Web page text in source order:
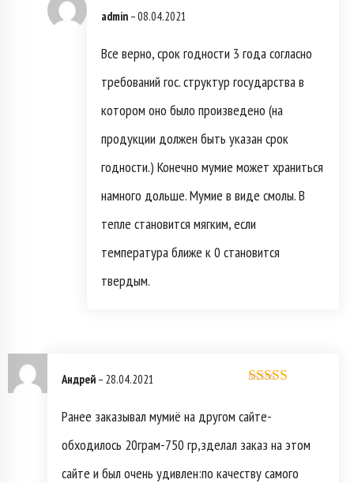
admin –08.04.2021
Все верно, срок годности 3 года согласно
требований гос. структур государства в
котором оно было произведено (на
продукции должен быть указан срок
годности.) Конечно мумие может храниться
намного дольше. Мумие в виде смолы. В
тепле становится мягким, если
температура ближе к 0 становится
твердым.
5
Андрей – 28.04.2021
Ранее заказывал мумиё на другом сайте-
обходилось 20грам-750 гр,зделал заказ на этом
сайте и был очень удивлен:по качеству самого